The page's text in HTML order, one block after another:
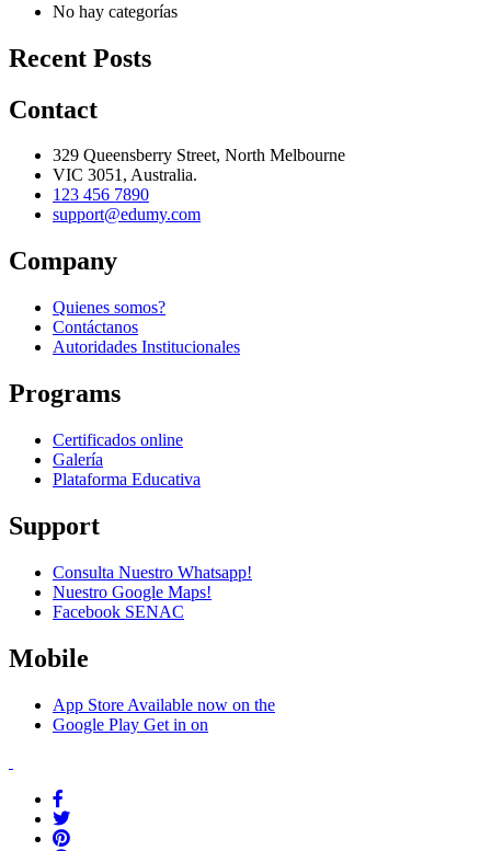
No hay categorías
Recent Posts
Contact
329 Queensberry Street, North Melbourne
VIC 3051, Australia.
123 456 7890
support@edumy.com
Company
Quienes somos?
Contáctanos
Autoridades Institucionales
Programs
Certificados online
Galería
Plataforma Educativa
Support
Consulta Nuestro Whatsapp!
Nuestro Google Maps!
Facebook SENAC
Mobile
App Store Available now on the
Google Play Get in on